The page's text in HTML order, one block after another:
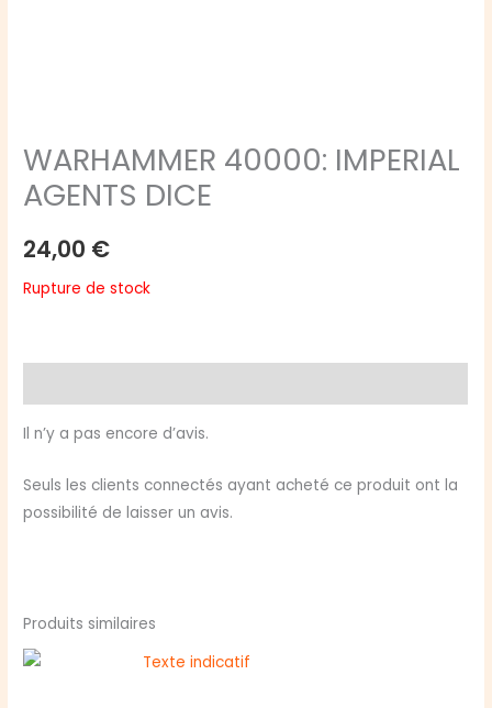
WARHAMMER 40000: IMPERIAL
AGENTS DICE
24,00 €
Rupture de stock
Il n’y a pas encore d’avis.
Seuls les clients connectés ayant acheté ce produit ont la
possibilité de laisser un avis.
Produits similaires